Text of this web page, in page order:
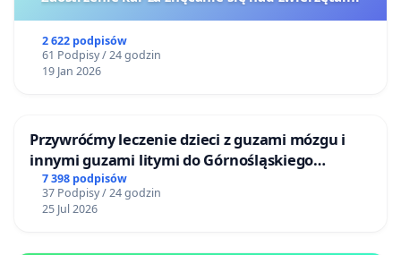
2 622 podpisów
61 Podpisy / 24 godzin
19 Jan 2026
Przywróćmy leczenie dzieci z guzami mózgu i
innymi guzami litymi do Górnośląskiego
Centrum Zdrowia Dziecka w Katowicach
7 398 podpisów
37 Podpisy / 24 godzin
25 Jul 2026